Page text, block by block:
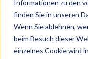
Informationen zu den
finden Sie in unseren
Wenn Sie ablehnen,
beim Besuch dieser
einzelnes Cookie wird
Hinweis:Die